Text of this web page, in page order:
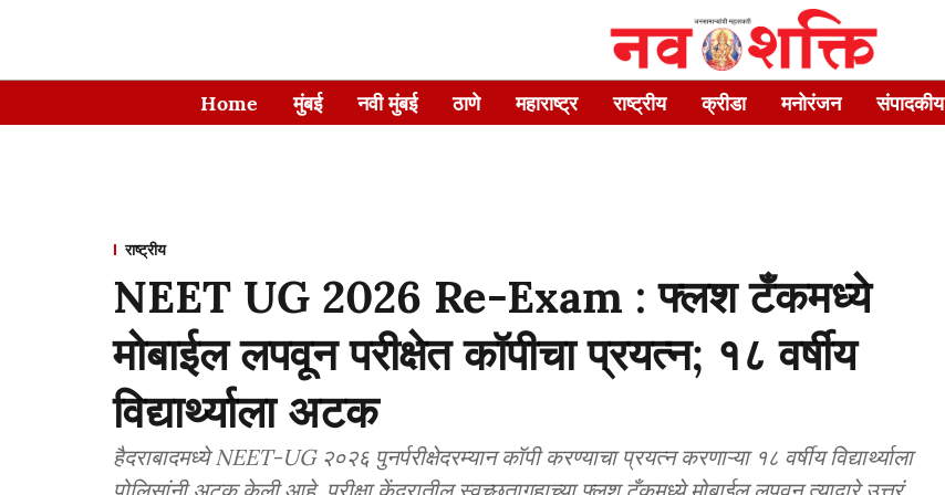
Home मुंबई नवी मुंबई ठाणे महाराष्ट्र राष्ट्रीय क्रीडा मनोरंजन संपादकीय
राष्ट्रीय
NEET UG 2026 Re-Exam : फ्लश टँकमध्ये
मोबाईल लपवून परीक्षेत कॉपीचा प्रयत्न; १८ वर्षीय
विद्यार्थ्याला अटक
हैदराबादमध्ये NEET-UG २०२६ पुनर्परीक्षेदरम्यान कॉपी करण्याचा प्रयत्न करणाऱ्या १८ वर्षीय विद्यार्थ्याला